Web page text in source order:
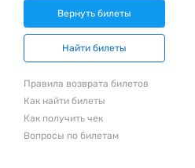
Вернуть билеты
Найти билеты
Правила возврата билетов
Как найти билеты
Как получить чек
Вопросы по билетам